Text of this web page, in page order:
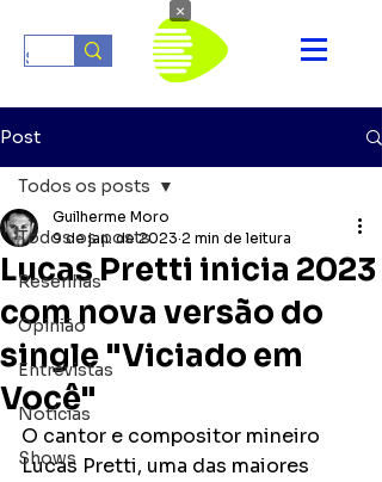
Post
Todos os posts
Resenhas
Opinião
Entrevistas
Notícias
Shows
Todos os posts
Lucas Pretti inicia 2023
com nova versão do
single "Viciado em
Você"
Guilherme Moro
9 de jan. de 2023 2 min de leitura
O cantor e compositor mineiro
Lucas Pretti, uma das maiores
×